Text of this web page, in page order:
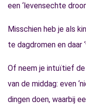
een ‘levensechte
Misschien heb je als
te dagdromen en daar
Of neem je intuïtief de
van de middag: even
dingen doen, waarbij